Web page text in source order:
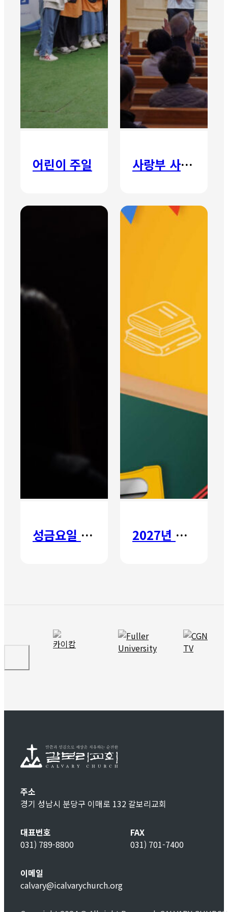
어린이 주일 사랑부 사랑주일
성금요일 칸타타 2027년 갈보리 어학원 유치부 신입생 모집
주소
경기 성남시 분당구 이매로 132 갈보리교회
대표번호
031) 789-8800
FAX
031) 701-7400
이메일
calvary@icalvarychurch.org